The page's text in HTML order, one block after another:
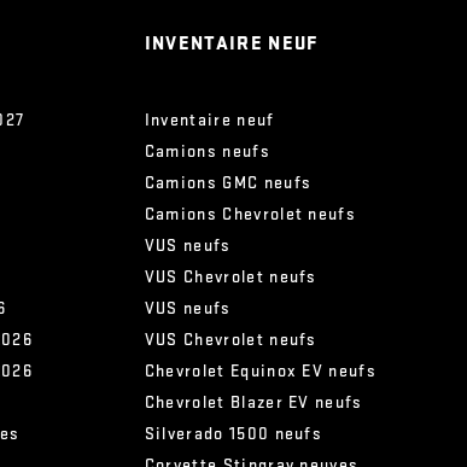
INVENTAIRE NEUF
Inventaire neuf
Camions neufs
Camions GMC neufs
Camions Chevrolet neufs
VUS neufs
VUS Chevrolet neufs
VUS neufs
VUS Chevrolet neufs
Chevrolet Equinox EV neufs
Chevrolet Blazer EV neufs
Silverado 1500 neufs